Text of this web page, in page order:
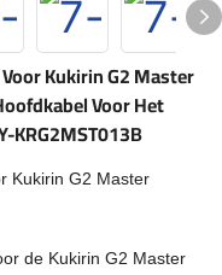
Kukirin G2 Master
Voor Het
KRG2MST013B
Kukirin G2 Master
de Kukirin G2 Master